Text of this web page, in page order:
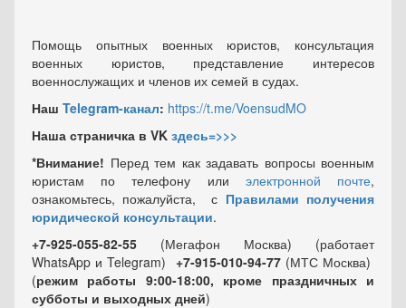
Помощь опытных военных юристов, консультация
военных юристов, представление интересов
военнослужащих и членов их семей в судах.
Наш Telegram-канал: https://t.me/VoensudMO
Наша страничка в VK здесь=>>>
*Внимание! Перед тем как задавать вопросы военным
юристам по телефону или электронной почте,
ознакомьтесь, пожалуйста, с Правилами получения
юридической консультации.
+7-925-055-82-55 (Мегафон Москва) (работает
WhatsApp и Telegram) +7-915-010-94-77 (МТС Москва)
(режим работы 9:00-18:00, кроме праздничных и
субботы и выходных дней)